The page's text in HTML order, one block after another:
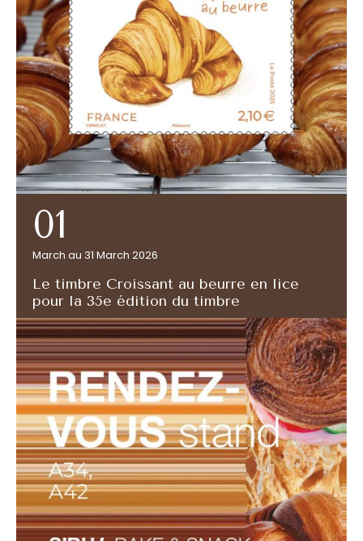
01
March au 31 March 2026
Le timbre Croissant au beurre en lice
pour la 35e édition du timbre